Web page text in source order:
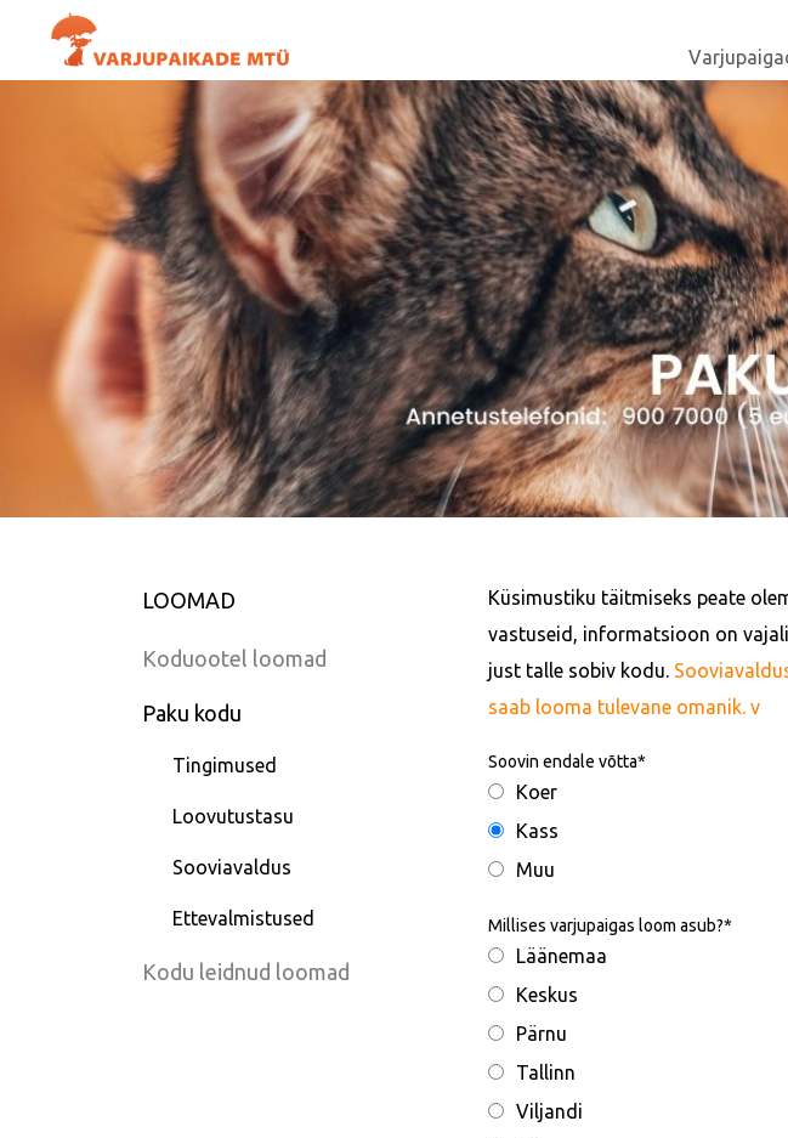
LOOMAD
Koduootel loomad
Paku kodu
Tingimused
Loovutustasu
Sooviavaldus
Ettevalmistused
Kodu leidnud loomad
Küsimustiku täitmiseks peate
vastuseid, informatsioon on
just talle sobiv kodu.
saab looma tulevane omanik. v
Soovin endale võtta
Koer
Kass
Muu
Millises varjupaigas loom asub?
Läänemaa
Keskus
Pärnu
Tallinn
Viljandi